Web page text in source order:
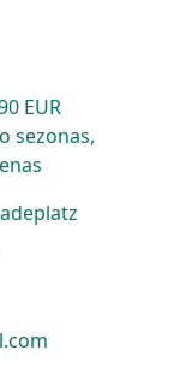
EUR
sezonas,